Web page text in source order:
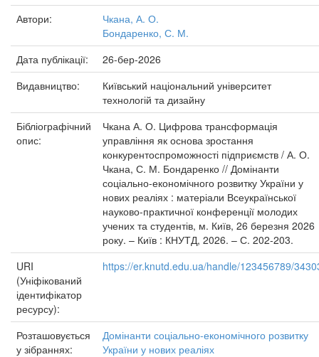
Автори:
Чкана, А. О.
Бондаренко, С. М.
Дата публікації:
26-бер-2026
Видавництво:
Київський національний університет
технологій та дизайну
Бібліографічний
опис:
Чкана А. О. Цифрова трансформація
управління як основа зростання
конкурентоспроможності підприємств / А. О.
Чкана, С. М. Бондаренко // Домінанти
соціально-економічного розвитку України у
нових реаліях : матеріали Всеукраїнської
науково-практичної конференції молодих
учених та студентів, м. Київ, 26 березня 2026
року. – Київ : КНУТД, 2026. – С. 202-203.
URI
(Уніфікований
ідентифікатор
ресурсу):
https://er.knutd.edu.ua/handle/123456789/
Розташовується
у зібраннях:
Домінанти соціально-економічного розвитку
України у нових реаліях